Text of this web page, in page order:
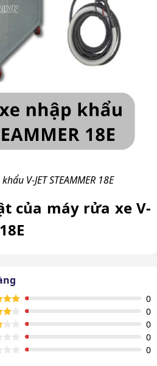
V-JET STEAMMER 18E
của máy rửa xe V-
được lượt bán vượt trội trong
- Chất liệu vỏ cao cấp
là dòng máy rửa xe gây ấn tượng
bởi thiết kế gọn gàng. Máy có
0
0
0
0
0